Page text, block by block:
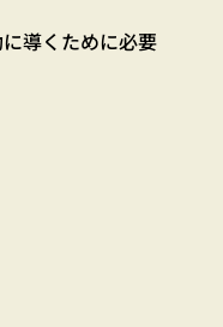
導くために必要